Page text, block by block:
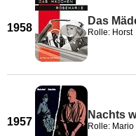
1958
Das
Rolle: Horst
1957
Nachts
Rolle: